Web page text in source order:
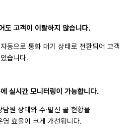
도 고객이 이탈하지 않습니다.
동으로 통화 대기 상태로 전환되어 고객
습니다.
실시간 모니터링이 가능합니다.
원 상태와 수·발신 콜 현황을
효율이 크게 개선됩니다.